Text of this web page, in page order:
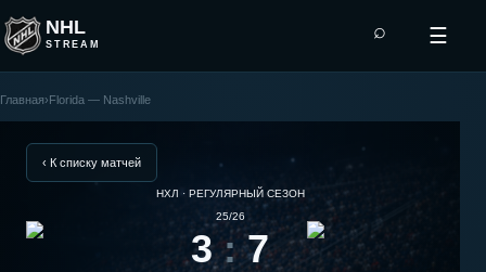
NHL
STREAM
⌕ ☰
Nashville
Главная›Florida — Nashville
‹ К списку матчей
НХЛ · РЕГУЛЯРНЫЙ СЕЗОН
25/26
3 : 7